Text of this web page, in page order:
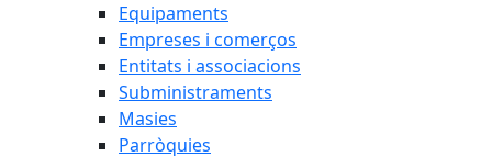
Equipaments
Empreses i comerços
Entitats i associacions
Subministraments
Masies
Parròquies